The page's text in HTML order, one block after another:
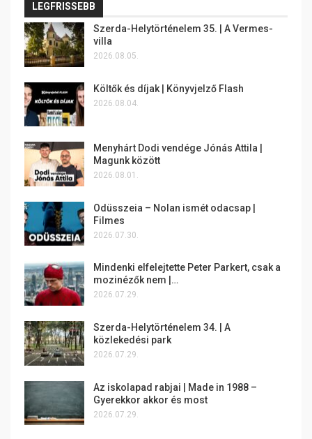
LEGFRISSEBB
Szerda-Helytörténelem 35. | A Vermes-
villa
2026.08.05.
Költők és díjak | Könyvjelző Flash
2026.08.04.
Menyhárt Dodi vendége Jónás Attila |
Magunk között
2026.08.01.
Odüsszeia – Nolan ismét odacsap |
Filmes
2026.07.30.
Mindenki elfelejtette Peter Parkert, csak a
mozinézők nem |…
2026.07.29.
Szerda-Helytörténelem 34. | A
közlekedési park
2026.07.29.
Az iskolapad rabjai | Made in 1988 –
Gyerekkor akkor és most
2026.07.29.